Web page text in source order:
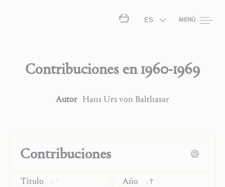
ES MENÚ
Contribuciones en 1960-1969
Autor Hans Urs von Balthasar
Contribuciones
Título
Año